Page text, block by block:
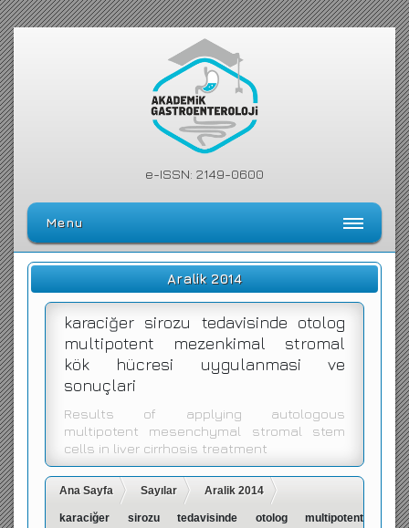
e-ISSN: 2149-0600
Menu
Ana Sayfa
Editörler Kurulu
Dergi Kılavuzu
Arşiv
Arama Yap
İletişim
Aralik 2014
karaciğer sirozu tedavisinde otolog
multipotent mezenkimal stromal
kök hücresi uygulanmasi ve
sonuçlari
Results of applying autologous
multipotent mesenchymal stromal stem
cells in liver cirrhosis treatment
Ana Sayfa Sayılar Aralik 2014
karaciğer sirozu tedavisinde otolog multipotent